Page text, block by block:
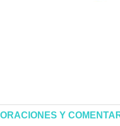
Y